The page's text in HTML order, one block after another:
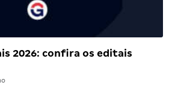
2026: confira os editais